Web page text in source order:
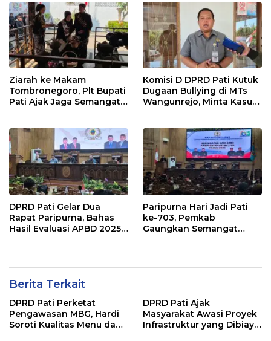
Ziarah ke Makam
Tombronegoro, Plt Bupati
Pati Ajak Jaga Semangat
Berkualitas
Komisi D DPRD Pati Kutuk
Dugaan Bullying di MTs
Wangunrejo, Minta Kasus
DPRD Pati Gelar Dua
Rapat Paripurna, Bahas
Hasil Evaluasi APBD 2025
Paripurna Hari Jadi Pati
ke-703, Pemkab
Gaungkan Semangat
Berita Terkait
DPRD Pati Perketat
Pengawasan MBG, Hardi
Soroti Kualitas Menu dan
DPRD Pati Ajak
Masyarakat Awasi Proyek
Infrastruktur yang Dibiayai